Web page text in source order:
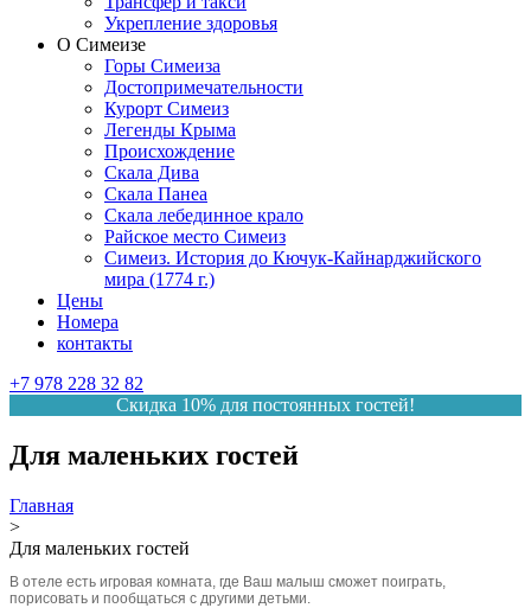
Укрепление здоровья
О Симеизе
Горы Симеиза
Достопримечательности
Курорт Симеиз
Легенды Крыма
Происхождение
Скала Дива
Скала Панеа
Скала лебединное крало
Райское место Симеиз
Симеиз. История до Кючук-Кайнарджийского
мира (1774 г.)
Цены
Номера
контакты
+7 978 228 32 82
Скидка 10% для постоянных гостей!
Для маленьких гостей
Главная
>
Для маленьких гостей
В отеле есть игровая комната, где Ваш малыш сможет поиграть,
порисовать и пообщаться с другими детьми.